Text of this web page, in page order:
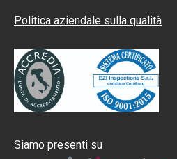
Politica aziendale sulla qualità
Siamo presenti su